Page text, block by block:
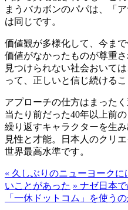
まうバカボンのパパは、「
は同じです。
価値観が多様化して、今ま
価値がなかったものが尊重
見つけられない社会おいて
って、正しいと信じ続ける
アプローチの仕方はまった
当たり前だった40年以上前
繰り返すキャラクターを生
見性と才能。日本人のクリ
世界最高水準です。
« 久しぶりのニューヨーク
いことがあった » ナゼ日本
「一休ドットコム」を使うの